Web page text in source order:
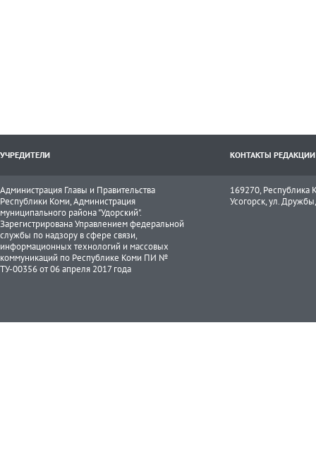
УЧРЕДИТЕЛИ КОНТАКТЫ РЕДАКЦИИ
Администрация Главы и Правительства
Республики Коми, Администрация
муниципального района "Удорский".
Зарегистрирована Управлением федеральной
службы по надзору в сфере связи,
информационных технологий и массовых
коммуникаций по Республике Коми ПИ №
ТУ-00356 от 06 апреля 2017 года
169270, Республика
Усогорск, ул.